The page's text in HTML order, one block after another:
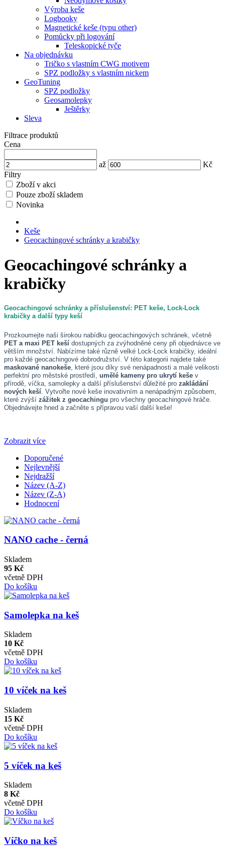
Výroba keše
Logbooky
Magnetické keše (typu other)
Pomůcky při logování
Teleskopické tyče
Na objednávku
Tričko s vlastním CWG motivem
SPZ podložky s vlastním nickem
GeoTuning
SPZ podložky
Geosamolepky
Ještěrky
Sleva
Filtrace produktů
Cena
až
Kč
Filtry
Zboží v akci
Pouze zboží skladem
Novinka
Keše
Geocachingové schránky a krabičky
Geocachingové schránky a
krabičky
Geocachingové schránky a příslušenství: PET keše, Lock-Lock
krabičky a další typy keší
Prozkoumejte naši širokou nabídku geocachingových schránek, včetně
PET a maxi PET keší dostupných za zvýhodněné ceny při objednávce ve
větším množství. Nabízíme také různě velké Lock-Lock krabičky, ideální
pro každé geocachingové dobrodružství. V této kategorii najdete také
maskované nanokeše , které jsou díky své nenápadnosti a malé velikosti
perfektní pro městské prostředí, umělé kameny pro ukrytí keše v
přírodě, víčka, samolepky a další příslušenství důležité pro zakládání
nových keší Vytvořte nové keše inovativním a nenápadným způsobem,
které zvýší zážitek z geocachingu pro všechny geocachingové hráče.
Objednávejte hned a začněte s přípravou vaší další keše!
Zobrazit více
Doporučené
Nejlevnější
Nejdražší
Název (A-Z)
Název (Z-A)
Hodnocení
NANO cache - černá
Skladem
95 Kč
včetně DPH
Do košíku
Samolepka na keš
Skladem
10 Kč
včetně DPH
Do košíku
10 víček na keš
Skladem
15 Kč
včetně DPH
Do košíku
5 víček na keš
Skladem
8 Kč
včetně DPH
Do košíku
Víčko na keš